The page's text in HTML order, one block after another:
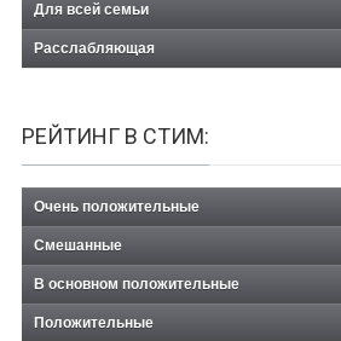
Для всей семьи
Расслабляющая
РЕЙТИНГ В СТИМ:
Очень положительные
Смешанные
В основном положительные
Положительные